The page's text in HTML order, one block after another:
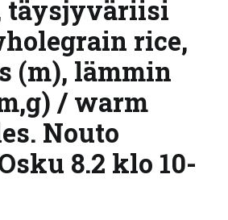
täysjyväriisi
rice,
(m), lämmin
/ warm
Nouto
8.2 klo 10-